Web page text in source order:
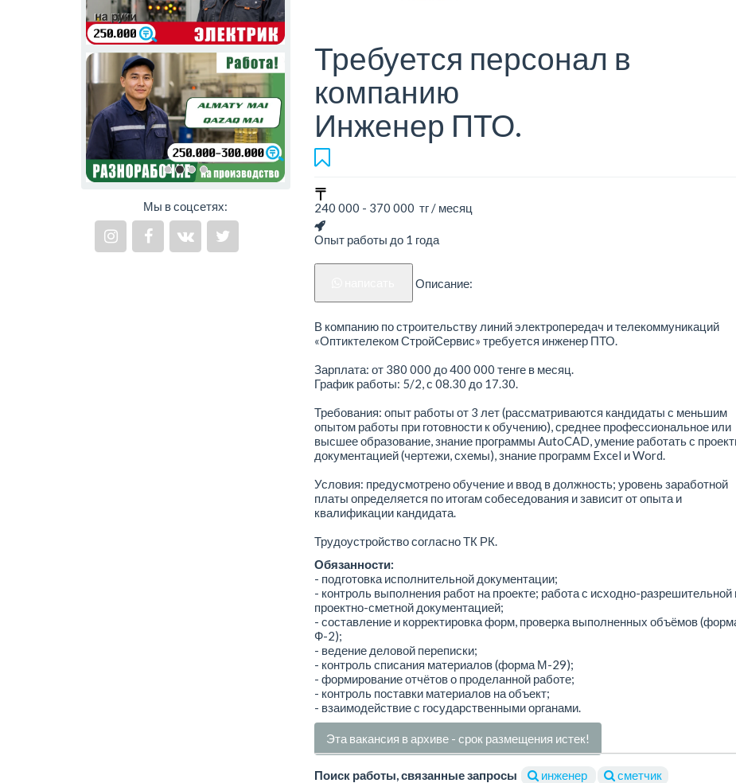
Мы в соцсетях:
Требуется персонал в
компанию
Инженер ПТО.
240 000 - 370 000 тг / месяц
Опыт работы до 1 года
Описание:
В компанию по строительству линий электропередач и телекоммуникаций
«Оптиктелеком СтройСервис» требуется инженер ПТО.
Зарплата: от 380 000 до 400 000 тенге в месяц.
График работы: 5/2, с 08.30 до 17.30.
Требования: опыт работы от 3 лет (рассматриваются кандидаты с меньшим
опытом работы при готовности к обучению), среднее профессиональное или
высшее образование, знание программы AutoCAD, умение работать с
документацией (чертежи, схемы), знание программ Excel и Word.
Условия: предусмотрено обучение и ввод в должность; уровень заработной
платы определяется по итогам собеседования и зависит от опыта и
квалификации кандидата.
Трудоустройство согласно ТК РК.
Обязанности:
- подготовка исполнительной документации;
- контроль выполнения работ на проекте; работа с исходно-разрешительной
проектно-сметной документацией;
- составление и корректировка форм, проверка выполненных объёмов
Ф-2);
- ведение деловой переписки;
- контроль списания материалов (форма М-29);
- формирование отчётов о проделанной работе;
- контроль поставки материалов на объект;
- взаимодействие с государственными органами.
Эта вакансия в архиве - срок размещения истек!
Поиск работы, связанные запросы инженер
сметчик